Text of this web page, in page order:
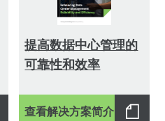
提高数据中心管理的
可靠性和效率
查看解决方案简介